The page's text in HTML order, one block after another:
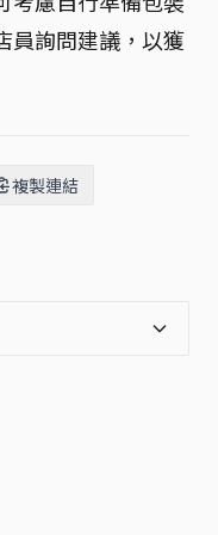
員詢問建議，以獲
複製連結